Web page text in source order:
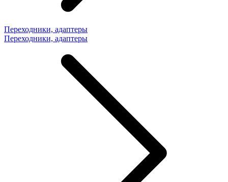
Переходники, адаптеры
Переходники, адаптеры